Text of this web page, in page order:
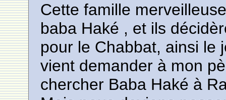
Cette famille
baba Haké , et ils
pour le Chabbat, ainsi le
vient demander à mon
chercher Baba Haké à